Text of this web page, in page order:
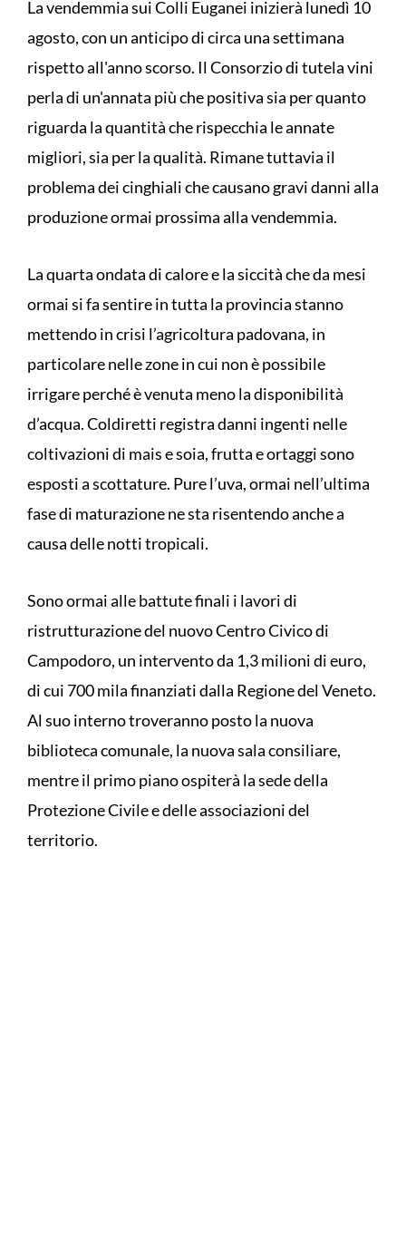
La vendemmia sui Colli Euganei inizierà lunedì 10
agosto, con un anticipo di circa una settimana
rispetto all'anno scorso. Il Consorzio di tutela vini
perla di un'annata più che positiva sia per quanto
riguarda la quantità che rispecchia le annate
migliori, sia per la qualità. Rimane tuttavia il
problema dei cinghiali che causano gravi danni alla
produzione ormai prossima alla vendemmia.
La quarta ondata di calore e la siccità che da mesi
ormai si fa sentire in tutta la provincia stanno
mettendo in crisi l’agricoltura padovana, in
particolare nelle zone in cui non è possibile
irrigare perché è venuta meno la disponibilità
d’acqua. Coldiretti registra danni ingenti nelle
coltivazioni di mais e soia, frutta e ortaggi sono
esposti a scottature. Pure l’uva, ormai nell’ultima
fase di maturazione ne sta risentendo anche a
causa delle notti tropicali.
Sono ormai alle battute finali i lavori di
ristrutturazione del nuovo Centro Civico di
Campodoro, un intervento da 1,3 milioni di euro,
di cui 700 mila finanziati dalla Regione del Veneto.
Al suo interno troveranno posto la nuova
biblioteca comunale, la nuova sala consiliare,
mentre il primo piano ospiterà la sede della
Protezione Civile e delle associazioni del
territorio.